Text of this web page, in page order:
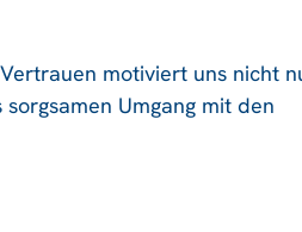
motiviert uns nicht
Umgang mit den